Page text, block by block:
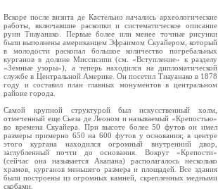
Вскоре после визита де Кастельно начались археологические
работы, включавшие раскопки и систематическое описание
руин Тиауанако. Первые более или менее точные рисунки
были выполнены американцем Эфраимом Скуайером, который
в молодости раскопал большое количество погребальных
курганов в долине Миссисипи (см. «Вступление» к разделу
«Земные узоры»), а теперь находился на дипломатической
службе в Центральной Америке. Он посетил Тиауанако в 1878
году и составил план главных монументов в центральном
районе города.
Самой крупной структурой был искусственный холм,
отмеченный еще Сьеза де Леоном и называемый «Крепостью»
во времена Скуайера. При высоте более 50 футов он имел
размеры примерно 650 на 600 футов у основания; в центре
этого кургана находился огромный внутренний двор,
заглубленный почти до основания. Вокруг «Крепости»
(сейчас она называется Акапана) располагалось несколько
храмов, курганов меньшего размера и площадей. Все здания
были построены из огромных камней, скрепленных медными
скобами.